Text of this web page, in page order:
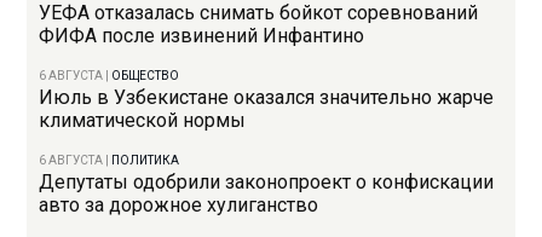
УЕФА отказалась снимать бойкот соревнований
ФИФА после извинений Инфантино
6 АВГУСТА ОБЩЕСТВО
Июль в Узбекистане оказался значительно жарче
климатической нормы
6 АВГУСТА ПОЛИТИКА
Депутаты одобрили законопроект о конфискации
авто за дорожное хулиганство